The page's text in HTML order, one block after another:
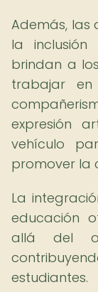
Además, las
la
brindan a
trabajar en
expresión
vehículo
promover la
La
educación
allá del
estudiantes.